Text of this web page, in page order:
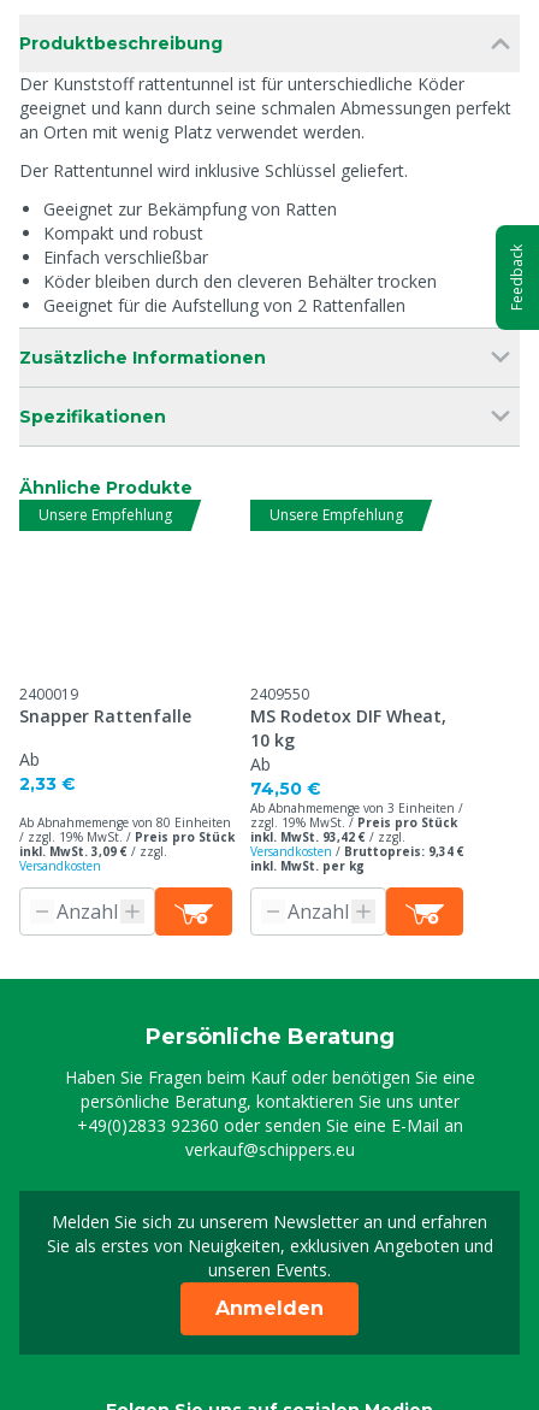
Produktbeschreibung
Der Kunststoff rattentunnel ist für unterschiedliche Köder
geeignet und kann durch seine schmalen Abmessungen perfekt
an Orten mit wenig Platz verwendet werden.
Der Rattentunnel wird inklusive Schlüssel geliefert.
Geeignet zur Bekämpfung von Ratten
Kompakt und robust
Einfach verschließbar
Köder bleiben durch den cleveren Behälter trocken
Geeignet für die Aufstellung von 2 Rattenfallen
Zusätzliche Informationen
Spezifikationen
Ähnliche Produkte
Unsere Empfehlung
2400019
Snapper Rattenfalle
Ab
2,33 €
Ab Abnahmemenge von 80 Einheiten
/ zzgl. 19% MwSt. / Preis pro Stück
inkl. MwSt. 3,09 € / zzgl.
Versandkosten
Unsere Empfehlung
2409550
MS Rodetox DIF Wheat,
10 kg
Ab
74,50 €
Ab Abnahmemenge von 3 Einheiten /
zzgl. 19% MwSt. / Preis pro Stück
inkl. MwSt. 93,42 € / zzgl.
Versandkosten / Bruttopreis: 9,34 €
inkl. MwSt. per kg
Persönliche Beratung
Haben Sie Fragen beim Kauf oder benötigen Sie eine
persönliche Beratung, kontaktieren Sie uns unter
+49(0)2833 92360 oder senden Sie eine E-Mail an
verkauf@schippers.eu
Melden Sie sich zu unserem Newsletter an und erfahren
Sie als erstes von Neuigkeiten, exklusiven Angeboten und
unseren Events.
Melden Sie sich für
Anmelden
Feedback